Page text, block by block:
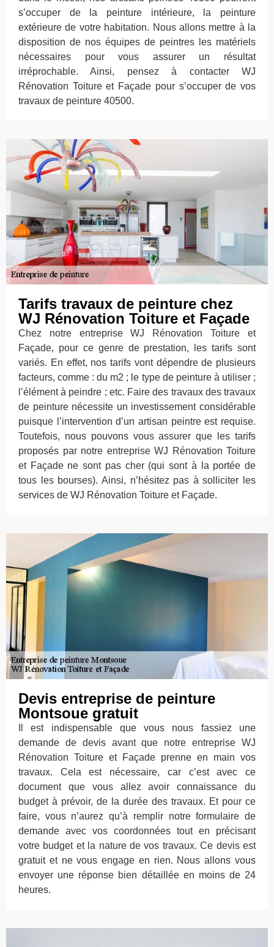
s’occuper de la peinture intérieure, la peinture
extérieure de votre habitation. Nous allons mettre à la
disposition de nos équipes de peintres les matériels
nécessaires pour vous assurer un résultat
irréprochable. Ainsi, pensez à contacter WJ
Rénovation Toiture et Façade pour s’occuper de vos
travaux de peinture 40500.
Tarifs travaux de peinture chez
WJ Rénovation Toiture et Façade
Chez notre entreprise WJ Rénovation Toiture et
Façade, pour ce genre de prestation, les tarifs sont
variés. En effet, nos tarifs vont dépendre de plusieurs
facteurs, comme : du m2 ; le type de peinture à utiliser ;
l’élément à peindre ; etc. Faire des travaux des travaux
de peinture nécessite un investissement considérable
puisque l’intervention d’un artisan peintre est requise.
Toutefois, nous pouvons vous assurer que les tarifs
proposés par notre entreprise WJ Rénovation Toiture
et Façade ne sont pas cher (qui sont à la portée de
tous les bourses). Ainsi, n’hésitez pas à solliciter les
services de WJ Rénovation Toiture et Façade.
Devis entreprise de peinture
Montsoue gratuit
Il est indispensable que vous nous fassiez une
demande de devis avant que notre entreprise WJ
Rénovation Toiture et Façade prenne en main vos
travaux. Cela est nécessaire, car c’est avec ce
document que vous allez avoir connaissance du
budget à prévoir, de la durée des travaux. Et pour ce
faire, vous n’aurez qu’à remplir notre formulaire de
demande avec vos coordonnées tout en précisant
votre budget et la nature de vos travaux. Ce devis est
gratuit et ne vous engage en rien. Nous allons vous
envoyer une réponse bien détaillée en moins de 24
heures.